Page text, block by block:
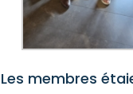
Les membres